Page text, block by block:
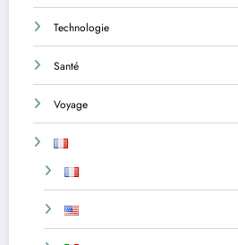
Technologie
Santé
Voyage